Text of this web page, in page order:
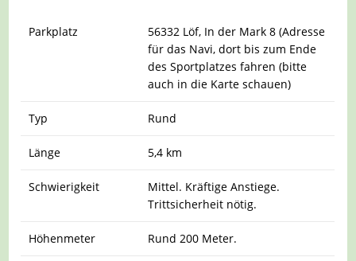
Parkplatz
56332 Löf, In der Mark 8 (Adresse
für das Navi, dort bis zum Ende
des Sportplatzes fahren (bitte
auch in die Karte schauen)
Typ Rund
Länge 5,4 km
Schwierigkeit
Mittel. Kräftige Anstiege.
Trittsicherheit nötig.
Höhenmeter Rund 200 Meter.